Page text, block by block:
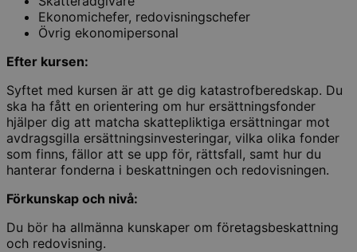
Ekonomichefer, redovisningschefer
Övrig ekonomipersonal
Efter kursen:
Syftet med kursen är att ge dig katastrofberedskap. Du
ska ha fått en orientering om hur ersättningsfonder
hjälper dig att matcha skattepliktiga ersättningar mot
avdragsgilla ersättningsinvesteringar, vilka olika fonder
som finns, fällor att se upp för, rättsfall, samt hur du
hanterar fonderna i beskattningen och redovisningen.
Förkunskap och nivå:
Du bör ha allmänna kunskaper om företagsbeskattning
och redovisning.